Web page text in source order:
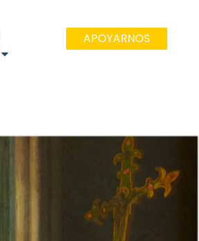
APOYARNOS